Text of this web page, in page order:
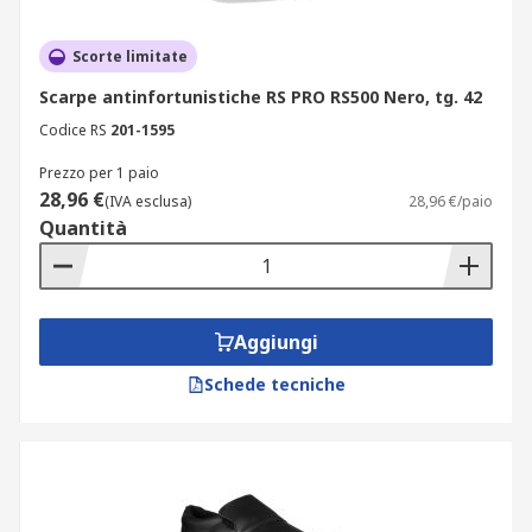
impermeabilità: essenziale per ambienti
umidi.
proprietà antiscivolo: garantiscono stabilità
puntali di sicurezza: spesso in acciaio o
materiali compositi per proteggere la punta
del piede.
funzioni aggiuntive: resistenza agli
idrocarburi, isolamento termico e
Marchi disponibili e opzioni di
Per garantire la massima flessibilità e soddisfare
Scorte limitate
Scarpe antinfortunistiche RS PRO RS500 Nero, tg. 42
Codice RS 201-1595
Prezzo per 1 paio
28,96 €(IVA esclusa) 28,96 €/paio
Quantità
Aggiungi
Schede tecniche